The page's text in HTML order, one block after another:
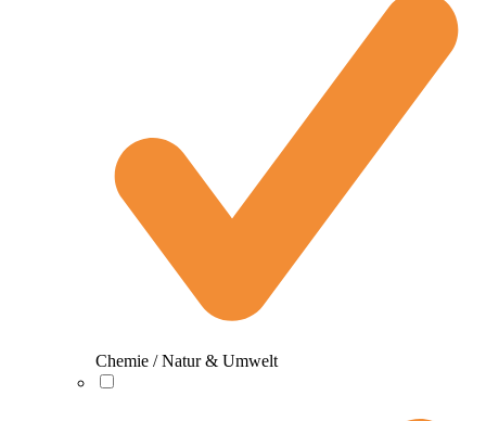
Chemie / Natur & Umwelt